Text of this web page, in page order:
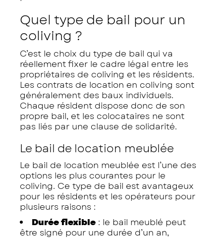
Quel type de bail pour un
coliving ?
C’est le choix du type de bail qui va
réellement fixer le cadre légal entre les
propriétaires de coliving et les résidents.
Les contrats de location en coliving sont
généralement des baux individuels.
Chaque résident dispose donc de son
propre bail, et les colocataires ne sont
pas liés par une clause de solidarité.
Le bail de location meublée
Le bail de location meublée est l’une des
options les plus courantes pour le
coliving. Ce type de bail est avantageux
pour les résidents et les opérateurs pour
plusieurs raisons :
Durée flexible : le bail meublé peut
être signé pour une durée d’un an,